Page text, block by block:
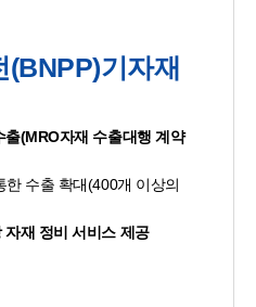
기자재
(MRO자재 수출대행 계약
수출 확대(400개 이상의
자재 정비 서비스 제공